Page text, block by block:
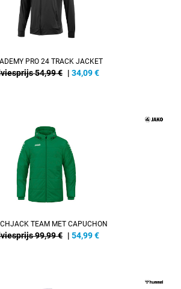
PRO 24 TRACK JACKET
54,99 € | 34,09€
TEAM MET CAPUCHON
99,99 € | 54,99€